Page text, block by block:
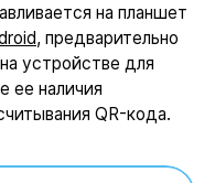
на планшет
, предварительно
устройстве для
ее наличия
QR-кода.